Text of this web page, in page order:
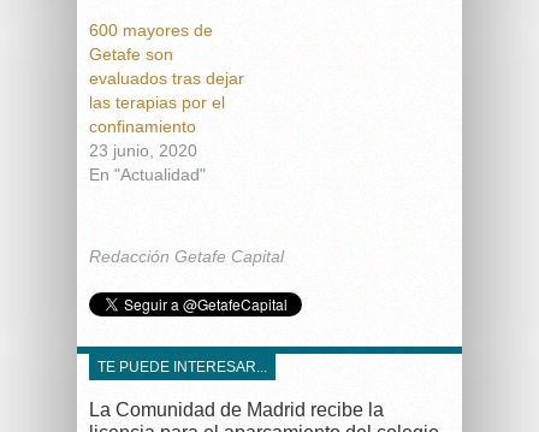
600 mayores de
Getafe son
evaluados tras dejar
las terapias por el
confinamiento
23 junio, 2020
En "Actualidad"
Redacción Getafe Capital
TE PUEDE INTERESAR...
La Comunidad de Madrid recibe la